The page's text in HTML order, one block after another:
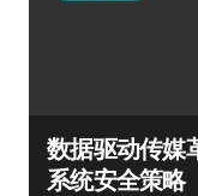
数据驱动传媒
系统安全策略